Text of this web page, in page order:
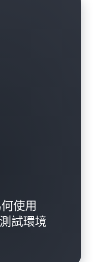
使用
試環境